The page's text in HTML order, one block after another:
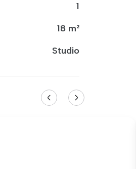
1
18 m²
Studio